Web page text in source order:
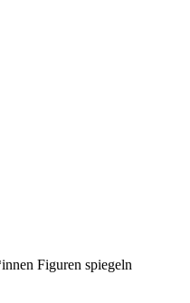
Figuren spiegeln